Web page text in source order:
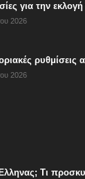
για την
2026
2026
Τι